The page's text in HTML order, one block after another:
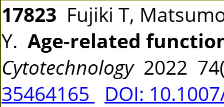
17823 Fujiki T,
Y. Age-related
Cytotechnology2022
35464165
DOI: